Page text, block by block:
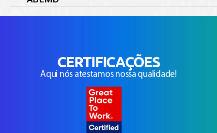
CERTIFICAÇÕES
Aqui nós atestamos nossa qualidade!